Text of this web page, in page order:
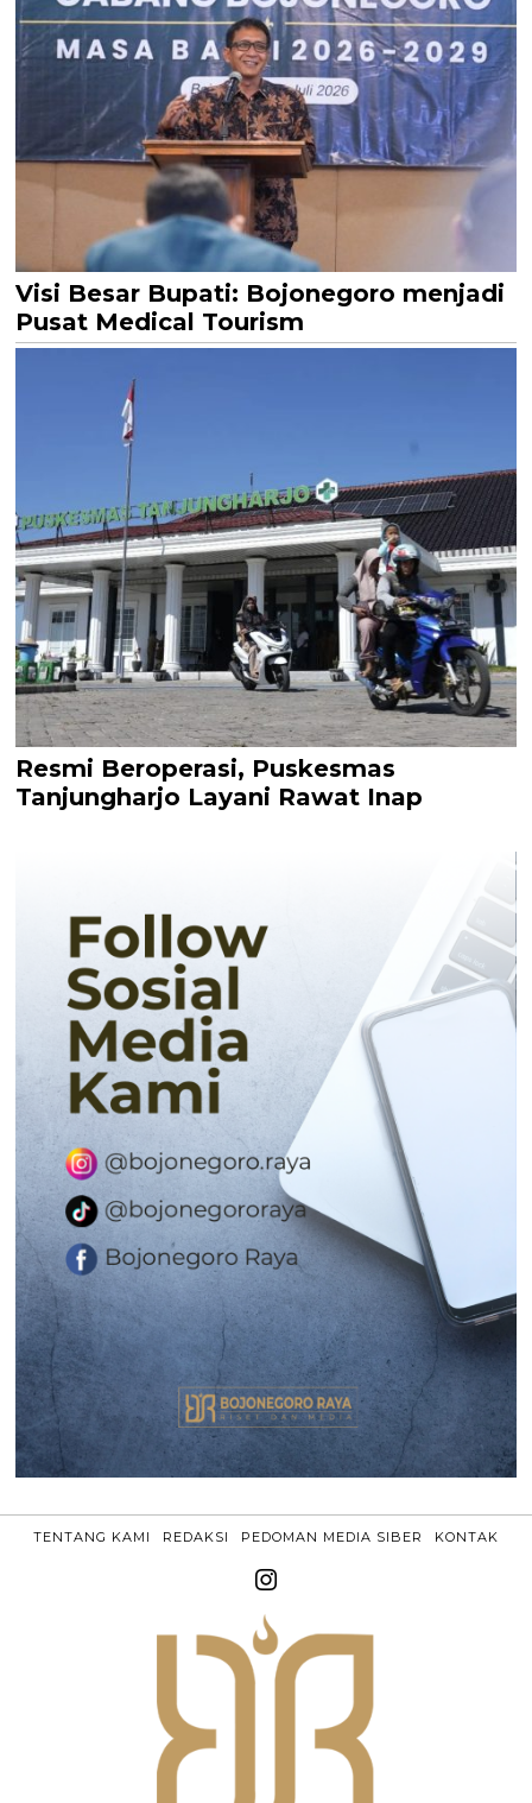
Visi Besar Bupati: Bojonegoro menjadi
Pusat Medical Tourism
Resmi Beroperasi, Puskesmas
Tanjungharjo Layani Rawat Inap
TENTANG KAMI REDAKSI PEDOMAN MEDIA SIBER KONTAK